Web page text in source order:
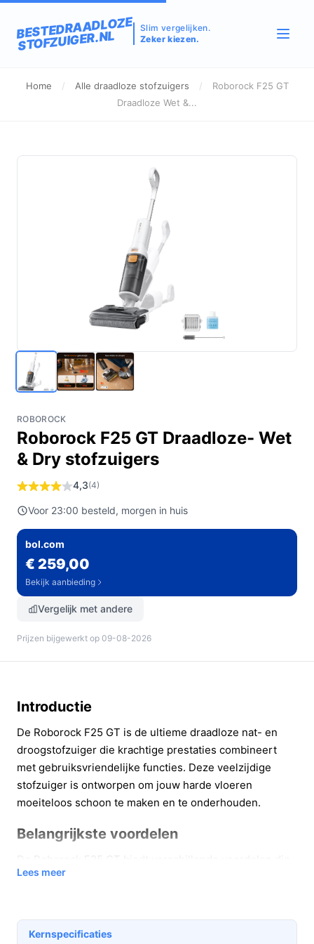
BESTEDRAADLOZE
STOFZUIGER.NL
Slim vergelijken.
Zeker kiezen.
Home / Alle draadloze stofzuigers /
Roborock F25 GT
Draadloze Wet &...
ROBOROCK
Roborock F25 GT Draadloze- Wet
& Dry stofzuigers
4,3(4)
Voor 23:00 besteld, morgen in huis
bol.com
€ 259,00
Bekijk aanbieding
Vergelijk met andere
Prijzen bijgewerkt op 09-08-2026
Introductie
De Roborock F25 GT is de ultieme draadloze nat- en
droogstofzuiger die krachtige prestaties combineert
met gebruiksvriendelijke functies. Deze veelzijdige
stofzuiger is ontworpen om jouw harde vloeren
moeiteloos schoon te maken en te onderhouden.
Belangrijkste voordelen
het schoonmaken van je huis aanzienlijk gemakkelijker
Krachtig zuigen:Met een afzuigvermogen van
20.000 Pa verwijdert deze stofzuiger moeiteloos
Lees meer
Kernspecificaties